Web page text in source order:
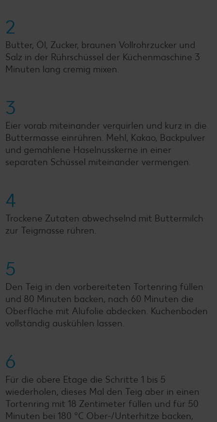
2
Butter, Öl, Zucker, braunen Vollrohrzucker und
Salz in der Rührschüssel der Küchenmaschine 3
Minuten lang cremig mixen.
3
Eier vorab miteinander verquirlen und kurz in die
Buttermasse einrühren. Mehl, Kakao, Backpulver
und gemahlene Haselnusskerne in einer
separaten Schüssel miteinander vermengen.
4
Trockene Zutaten abwechselnd mit Buttermilch
zur Teigmasse rühren.
5
Den Teig in den vorbereiteten Tortenring füllen
und 80 Minuten backen, nach 60 Minuten die
Oberfläche mit Alufolie abdecken. Kuchenboden
vollständig auskühlen lassen.
6
Für die obere Etage die Schritte 1 bis 5
wiederholen, dieses Mal den Teig aber in einen
Tortenring mit 18 Zentimeter füllen und für 50
Minuten bei 180 °C Ober-/Unterhitze backen,